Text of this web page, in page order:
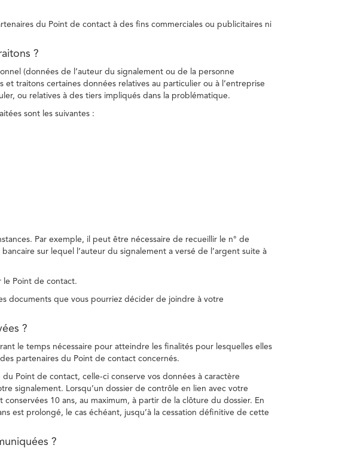
du Point de contact à des fins commerciales ou publicitaires ni
?
(données de l’auteur du signalement ou de la personne
traitons certaines données relatives au particulier ou à l’entreprise
ou relatives à des tiers impliqués dans la problématique.
sont les suivantes :
Par exemple, il peut être nécessaire de recueillir le n° de
sur lequel l’auteur du signalement a versé de l’argent suite à
le Point de contact.
documents que vous pourriez décider de joindre à votre
?
le temps nécessaire pour atteindre les finalités pour lesquelles elles
partenaires du Point de contact concernés.
Point de contact, celle-ci conserve vos données à caractère
signalement. Lorsqu’un dossier de contrôle en lien avec votre
10 ans, au maximum, à partir de la clôture du dossier. En
est prolongé, le cas échéant, jusqu’à la cessation définitive de cette
?